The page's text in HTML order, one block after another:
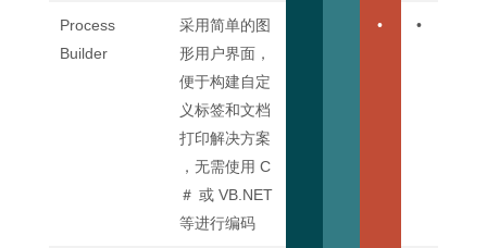
Process
Builder
采用简单的图
形用户界面，
便于构建自定
义标签和文档
打印解决方案
，无需使用 C
＃ 或 VB.NET
等进行编码
• •